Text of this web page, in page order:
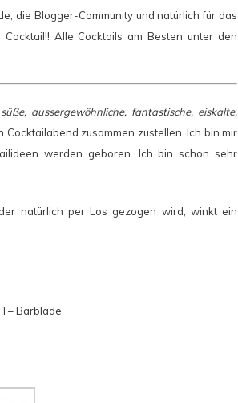
die Blogger-Community und natürlich für das
Alle Cocktails am Besten unter den
aussergewöhnliche, fantastische, eiskalte,
zusammen zustellen. Ich bin mir
werden geboren. Ich bin schon sehr
natürlich per Los gezogen wird, winkt ein
– Barblade